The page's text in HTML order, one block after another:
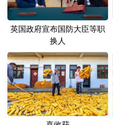
Deutsch Português
英国政府宣布国防大臣等职
换人